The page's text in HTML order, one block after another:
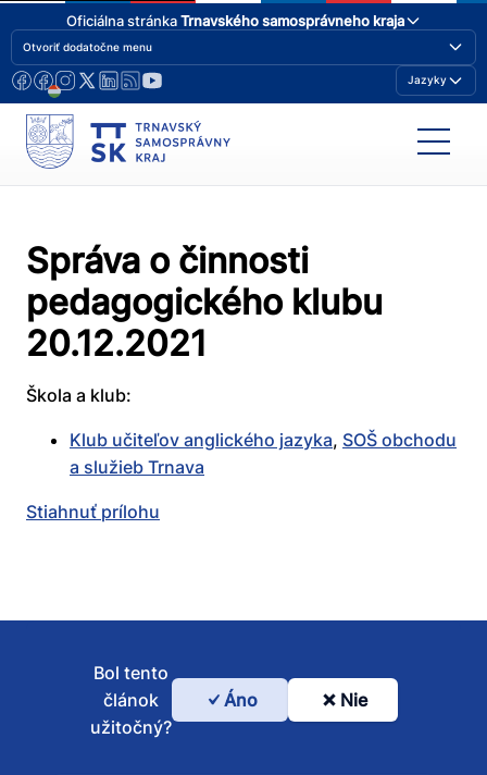
Oficiálna stránkaTrnavského samosprávneho kraja
Otvoriť dodatočne menu
Jazyky
Správa o činnosti
pedagogického klubu
20.12.2021
Škola a klub:
Klub učiteľov anglického jazyka, SOŠ obchodu
a služieb Trnava
Stiahnuť prílohu
Bol
Bol tento
článok
užitočný?
Áno Nie